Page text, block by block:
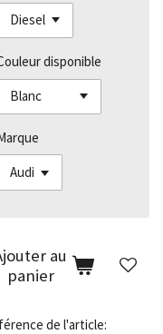
disponible
au
panier
de l'article: